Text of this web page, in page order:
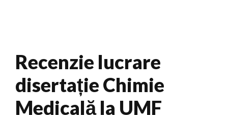
Recenzie lucrare
disertație Chimie
Medicală la UMF